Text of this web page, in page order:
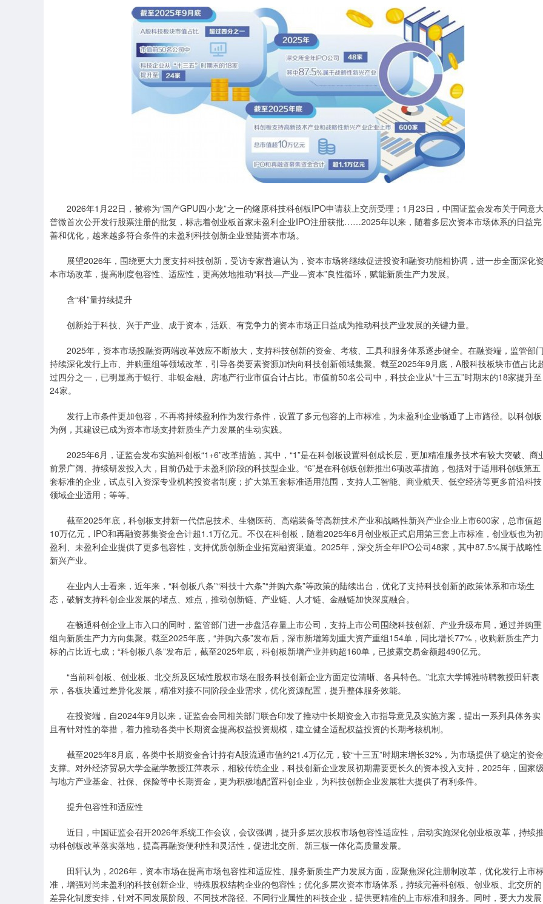
2026年1月22日，被称为“国产GPU四小龙”之一的燧原科技科创板IPO申请获上交所受理；1月23日，中国证监会发布关于同意
普微首次公开发行股票注册的批复，标志着创业板首家未盈利企业IPO注册获批……2025年以来，随着多层次资本市场体系的日益完
善和优化，越来越多符合条件的未盈利科技创新企业登陆资本市场。
展望2026年，围绕更大力度支持科技创新，受访专家普遍认为，资本市场将继续促进投资和融资功能相协调，进一步全面深化资
本市场改革，提高制度包容性、适应性，更高效地推动“科技—产业—资本”良性循环，赋能新质生产力发展。
含“科”量持续提升
创新始于科技、兴于产业、成于资本，活跃、有竞争力的资本市场正日益成为推动科技产业发展的关键力量。
2025年，资本市场投融资两端改革效应不断放大，支持科技创新的资金、考核、工具和服务体系逐步健全。在融资端，监管部门
持续深化发行上市、并购重组等领域改革，引导各类要素资源加快向科技创新领域集聚。截至2025年9月底，A股科技板块市值占比
过四分之一，已明显高于银行、非银金融、房地产行业市值合计占比。市值前50名公司中，科技企业从“十三五”时期末的18家提升至
24家。
发行上市条件更加包容，不再将持续盈利作为发行条件，设置了多元包容的上市标准，为未盈利企业畅通了上市路径。以科创板
为例，其建设已成为资本市场支持新质生产力发展的生动实践。
2025年6月，证监会发布实施科创板“1+6”改革措施，其中，“1”是在科创板设置科创成长层，更加精准服务技术有较大突破、商
前景广阔、持续研发投入大，目前仍处于未盈利阶段的科技型企业。“6”是在科创板创新推出6项改革措施，包括对于适用科创板第五
套标准的企业，试点引入资深专业机构投资者制度；扩大第五套标准适用范围，支持人工智能、商业航天、低空经济等更多前沿科技
领域企业适用；等等。
截至2025年底，科创板支持新一代信息技术、生物医药、高端装备等高新技术产业和战略性新兴产业企业上市600家，总市值超
10万亿元，IPO和再融资募集资金合计超1.1万亿元。不仅在科创板，随着2025年6月创业板正式启用第三套上市标准，创业板也为初
盈利、未盈利企业提供了更多包容性，支持优质创新企业拓宽融资渠道。2025年，深交所全年IPO公司48家，其中87.5%属于战略性
新兴产业。
在业内人士看来，近年来，“科创板八条”“科技十六条”“并购六条”等政策的陆续出台，优化了支持科技创新的政策体系和市场生
态，破解支持科创企业发展的堵点、难点，推动创新链、产业链、人才链、金融链加快深度融合。
在畅通科创企业上市入口的同时，监管部门进一步盘活存量上市公司，支持上市公司围绕科技创新、产业升级布局，通过并购重
组向新质生产力方向集聚。截至2025年底，“并购六条”发布后，深市新增筹划重大资产重组154单，同比增长77%，收购新质生产力
标的占比近七成；“科创板八条”发布后，截至2025年底，科创板新增产业并购超160单，已披露交易金额超490亿元。
“当前科创板、创业板、北交所及区域性股权市场在服务科技创新企业方面定位清晰、各具特色。”北京大学博雅特聘教授田轩表
示，各板块通过差异化发展，精准对接不同阶段企业需求，优化资源配置，提升整体服务效能。
在投资端，自2024年9月以来，证监会会同相关部门联合印发了推动中长期资金入市指导意见及实施方案，提出一系列具体务实
且有针对性的举措，着力推动各类中长期资金提高权益投资规模，建立健全适配权益投资的长期考核机制。
截至2025年8月底，各类中长期资金合计持有A股流通市值约21.4万亿元，较“十三五”时期末增长32%，为市场提供了稳定的资金
支撑。对外经济贸易大学金融学教授江萍表示，相较传统企业，科技创新企业发展初期需要更长久的资本投入支持，2025年，国家级
与地方产业基金、社保、保险等中长期资金，更为积极地配置科创企业，为科技创新企业发展壮大提供了有利条件。
提升包容性和适应性
近日，中国证监会召开2026年系统工作会议，会议强调，提升多层次股权市场包容性适应性，启动实施深化创业板改革，持续推
动科创板改革落实落地，提高再融资便利性和灵活性，促进北交所、新三板一体化高质量发展。
田轩认为，2026年，资本市场在提高市场包容性和适应性、服务新质生产力发展方面，应聚焦深化注册制改革，优化发行上市
准，增强对尚未盈利的科技创新企业、特殊股权结构企业的包容性；优化多层次资本市场体系，持续完善科创板、创业板、北交所的
差异化制度安排，针对不同发展阶段、不同技术路径、不同行业属性的科技企业，提供更精准的上市标准和服务。同时，要大力发展